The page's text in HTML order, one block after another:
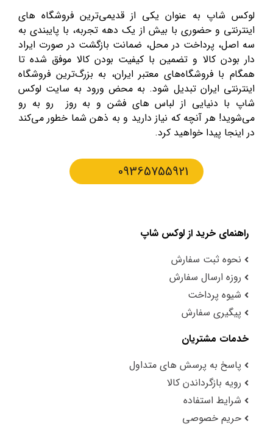
لوکس شاپ به عنوان یکی از قدیمی‌ترین فروشگاه های
اینترنتی و حضوری با بیش از یک دهه تجربه، با پایبندی به
سه اصل، پرداخت در محل، ضمانت بازگشت در صورت ایراد
دار بودن کالا و تضمین با کیفیت بودن کالا موفق شده تا
همگام با فروشگاه‌های معتبر ایران، به بزرگ‌ترین فروشگاه
اینترنتی ایران تبدیل شود. به محض ورود به سایت لوکس
شاپ با دنیایی از لباس های فشن و به روز رو به رو
می‌شوید! هر آنچه که نیاز دارید و به ذهن شما خطور می‌کند
در اینجا پیدا خواهید کرد.
09365755921
راهنمای خرید از لوکس شاپ
نحوه ثبت سفارش
روزه ارسال سفارش
شیوه پرداخت
پیگیری سفارش
خدمات مشتریان
پاسخ به پرسش های متداول
رویه بازگرداندن کالا
شرایط استفاده
حریم خصوصی